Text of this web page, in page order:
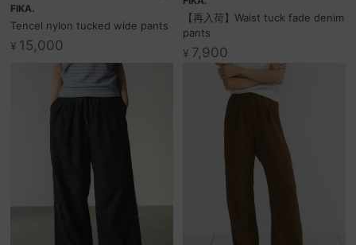
FIKA.
Tencel nylon tucked wide pants
¥15,000
【再入荷】Waist tuck fade denim
pants
¥7,900